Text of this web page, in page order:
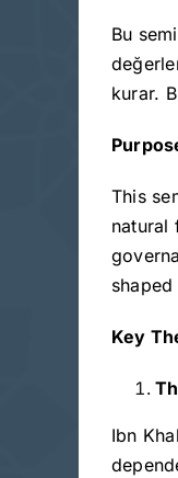
Bu
kurar.
This
natural
Key
Ibn